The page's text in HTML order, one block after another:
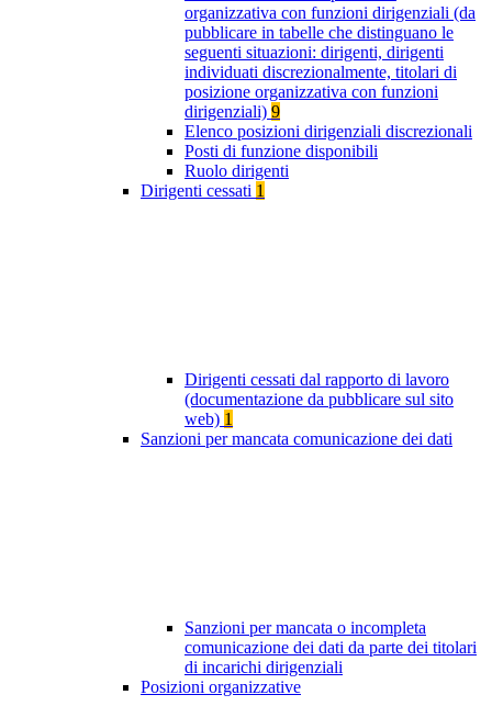
organizzativa con funzioni dirigenziali (da
pubblicare in tabelle che distinguano le
seguenti situazioni: dirigenti, dirigenti
individuati discrezionalmente, titolari di
posizione organizzativa con funzioni
dirigenziali) 9
Elenco posizioni dirigenziali discrezionali
Posti di funzione disponibili
Ruolo dirigenti
Dirigenti cessati 1
Dirigenti cessati dal rapporto di lavoro
(documentazione da pubblicare sul sito
web) 1
Sanzioni per mancata comunicazione dei dati
Sanzioni per mancata o incompleta
comunicazione dei dati da parte dei titolari
di incarichi dirigenziali
Posizioni organizzative